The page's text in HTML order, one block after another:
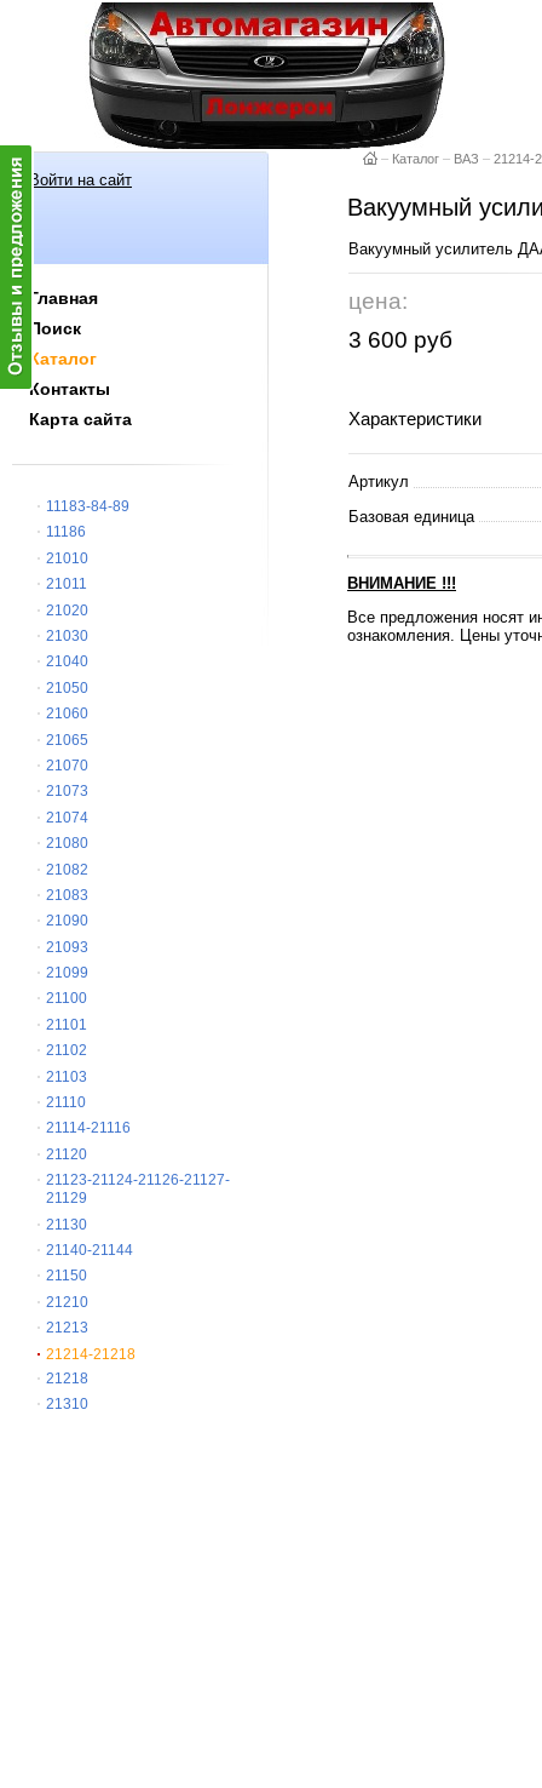
Войти на сайт
Главная
Поиск
Каталог
Контакты
Карта сайта
11183-84-89
11186
21010
21011
21020
21030
21040
21050
21060
21065
21070
21073
21074
21080
21082
21083
21090
21093
21099
21100
21101
21102
21103
21110
21114-21116
21120
21123-21124-21126-21127-
21129
21130
21140-21144
21150
21210
21213
21214-21218
21218
21310
– Каталог – ВАЗ – 21214-
Вакуумный
Вакуумный усилитель
цена:
3 600 руб
Характеристики
Артикул
Базовая единица
ВНИМАНИЕ !!!
Все предложения носят
ознакомления. Цены